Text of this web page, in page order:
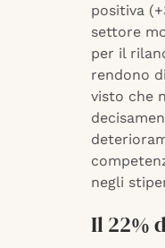
positiva
settore
per il
rendono
visto che
negli
Il 22%